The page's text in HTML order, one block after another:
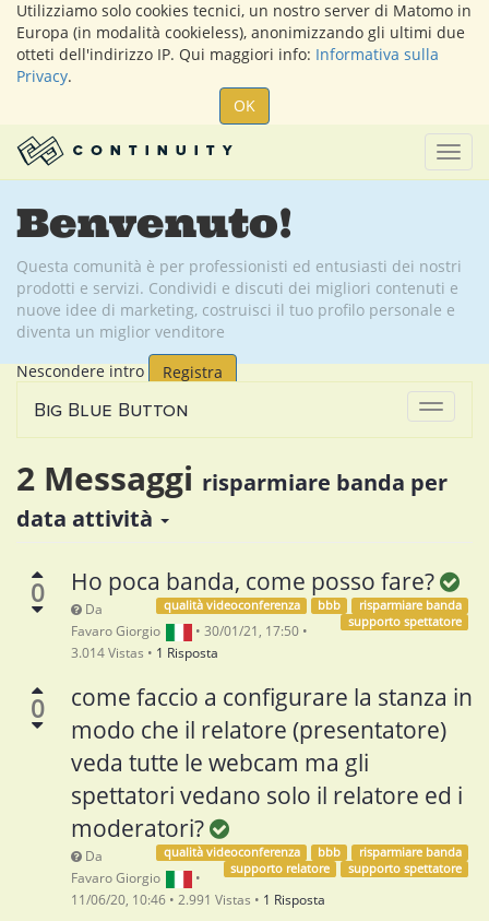
Utilizziamo solo cookies tecnici, un nostro server di Matomo in
Europa (in modalità cookieless), anonimizzando gli ultimi due
otteti dell'indirizzo IP. Qui maggiori info: Informativa sulla
Privacy.
OK
Benvenuto!
Questa comunità è per professionisti ed entusiasti dei nostri
prodotti e servizi. Condividi e discuti dei migliori contenuti e
nuove idee di marketing, costruisci il tuo profilo personale e
diventa un miglior venditore
Nescondere intro
Registra
Attiva
Big Blue Button
2 Messaggi risparmiare banda per
data attività
0 Ho poca banda, come posso fare?
risparmiare banda
bbb
qualità videoconferenza
supporto spettatore
Da
Favaro Giorgio
• 30/01/21, 17:50 •
3.014Vistas • 1 Risposta
0
come faccio a configurare la stanza in
modo che il relatore (presentatore)
veda tutte le webcam ma gli
spettatori vedano solo il relatore ed i
moderatori?
risparmiare banda
bbb
qualità videoconferenza
supporto spettatore
supporto relatore
Da
Favaro Giorgio
•
11/06/20, 10:46 • 2.991 Vistas • 1 Risposta